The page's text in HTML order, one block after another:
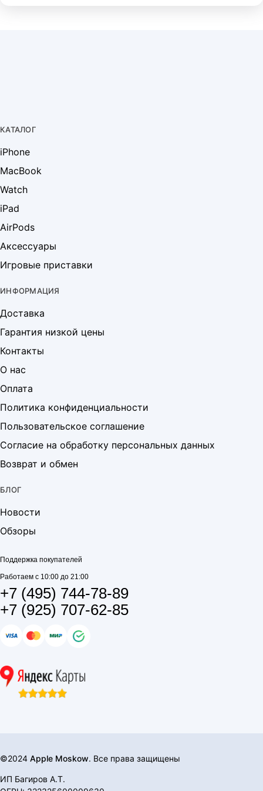
КАТАЛОГ
iPhone
MacBook
Watch
iPad
AirPods
Аксессуары
Игровые приставки
ИНФОРМАЦИЯ
Доставка
Гарантия низкой цены
Контакты
О нас
Оплата
Политика конфиденциальности
Пользовательское соглашение
Согласие на обработку персональных данных
Возврат и обмен
БЛОГ
Новости
Обзоры
Поддержка покупателей
Работаем с 10:00 до 21:00
+7 (495) 744-78-89
+7 (925) 707-62-85
©2024 Apple Moskow. Все права защищены
ИП Багиров А.Т.